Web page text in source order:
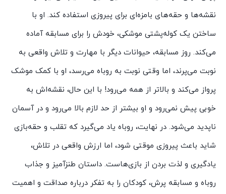
نقشه‌ها و حقه‌های بامزه‌ای برای پیروزی استفاده کند. او با
ساختن یک کوله‌پشتی موشکی، خودش را برای مسابقه آماده
می‌کند. روز مسابقه، حیوانات دیگر با مهارت و تلاش واقعی به
نوبت می‌پرند، اما وقتی نوبت به روباه می‌رسد، او با کمک موشک
پرواز می‌کند و بالاتر از همه می‌رود! با این حال، نقشه‌اش به
خوبی پیش نمی‌رود و او بیشتر از حد لازم بالا می‌رود و در آسمان
ناپدید می‌شود. در نهایت، روباه یاد می‌گیرد که تقلب و حقه‌بازی
شاید باعث پیروزی موقتی شود، اما ارزش واقعی در تلاش،
یادگیری و لذت بردن از بازی‌هاست. داستان طنزآمیز و جذاب
روباه و مسابقه پرش، کودکان را به تفکر درباره صداقت و اهمیت